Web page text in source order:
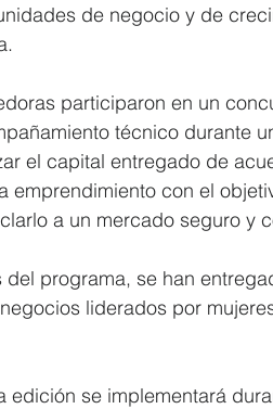
de negocio y de
participaron en un
técnico durante
el capital entregado de
emprendimiento con el
a un mercado seguro y
programa, se han
liderados por
edición se implementará